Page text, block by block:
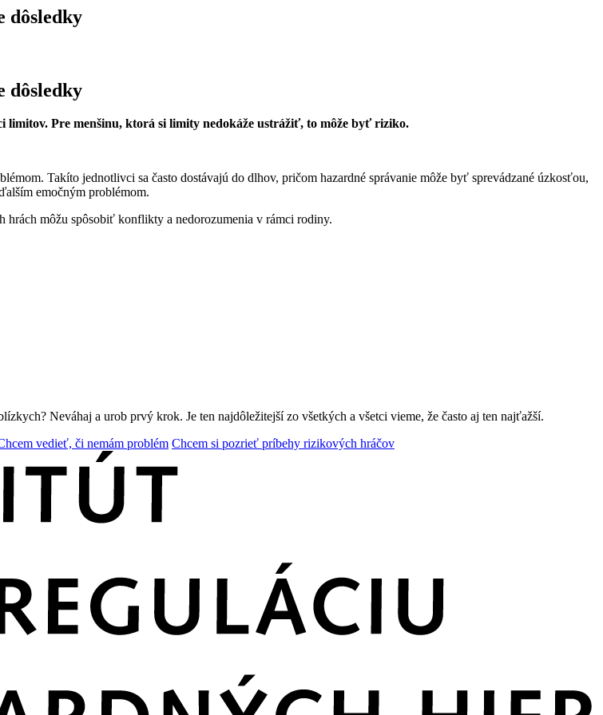
dôsledky
dôsledky
Pre menšinu, ktorá si limity nedokáže ustrážiť, to môže byť riziko.
Takíto jednotlivci sa často dostávajú do dlhov, pričom hazardné správanie môže byť sprevádzané úzkosťou,
emočným problémom.
môžu spôsobiť konflikty a nedorozumenia v rámci rodiny.
Neváhaj a urob prvý krok. Je ten najdôležitejší zo všetkých a všetci vieme, že často aj ten najťažší.
vedieť, či nemám problém Chcem si pozrieť príbehy rizikových hráčov